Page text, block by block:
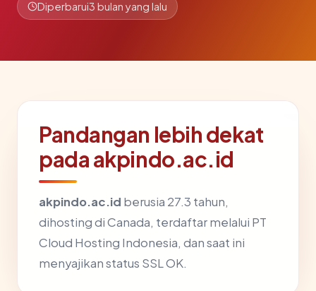
Diperbarui3 bulan yang lalu
Pandangan lebih dekat
pada akpindo.ac.id
akpindo.ac.id berusia 27.3 tahun,
dihosting di Canada, terdaftar melalui PT
Cloud Hosting Indonesia, dan saat ini
menyajikan status SSL OK.